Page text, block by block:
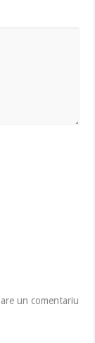
un comentariu